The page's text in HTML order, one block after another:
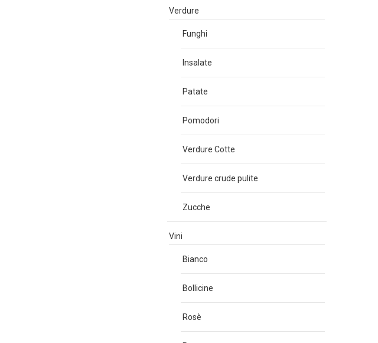
Verdure
Funghi
Insalate
Patate
Pomodori
Verdure Cotte
Verdure crude pulite
Zucche
Vini
Bianco
Bollicine
Rosè